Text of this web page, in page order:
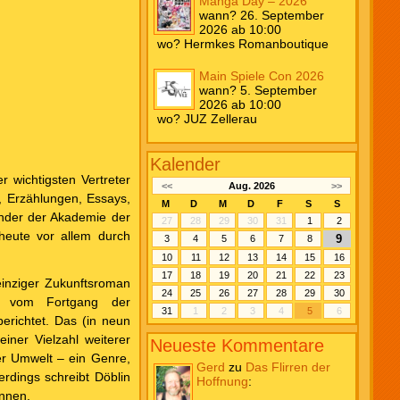
wichtigsten Vertreter
Essays,
der Akademie der
vor allem durch
Zukunftsroman
vom Fortgang der
Das (in neun
Vielzahl weiterer
Umwelt – ein Genre,
schreibt Döblin
wann? 26. September
2026 ab 10:00
wo? Hermkes Romanboutique
Main Spiele Con 2026
wann? 5. September
2026 ab 10:00
wo? JUZ Zellerau
Kalender
<< Aug. 2026
>>
M
D M D F S
S
27
28 29 30 31 1
2
3
4 5 6 7 8 9
10 11 12 13 14 15
16
17
18 19 20 21 22
23
24
25 26 27 28 29
30
31
1 2 3 4 5 6
Neueste Kommentare
Gerd zu Das Flirren der
Hoffnung: